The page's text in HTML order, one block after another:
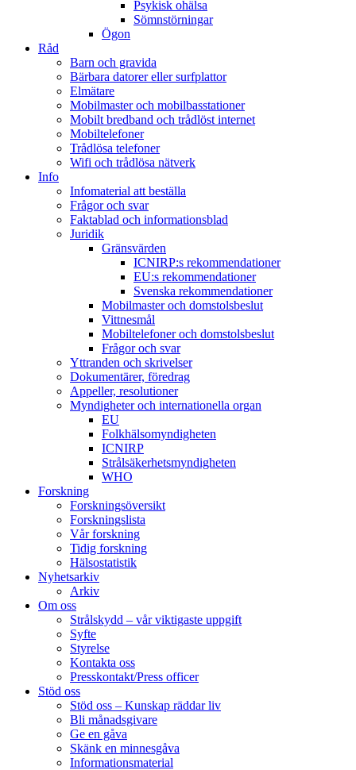
Psykisk ohälsa
Sömnstörningar
Ögon
Råd
Barn och gravida
Bärbara datorer eller surfplattor
Elmätare
Mobilmaster och mobilbasstationer
Mobilt bredband och trådlöst internet
Mobiltelefoner
Trådlösa telefoner
Wifi och trådlösa nätverk
Info
Infomaterial att beställa
Frågor och svar
Faktablad och informationsblad
Juridik
Gränsvärden
ICNIRP:s rekommendationer
EU:s rekommendationer
Svenska rekommendationer
Mobilmaster och domstolsbeslut
Vittnesmål
Mobiltelefoner och domstolsbeslut
Frågor och svar
Yttranden och skrivelser
Dokumentärer, föredrag
Appeller, resolutioner
Myndigheter och internationella organ
EU
Folkhälsomyndigheten
ICNIRP
Strålsäkerhetsmyndigheten
WHO
Forskning
Forskningsöversikt
Forskningslista
Vår forskning
Tidig forskning
Hälsostatistik
Nyhetsarkiv
Arkiv
Om oss
Strålskydd – vår viktigaste uppgift
Syfte
Styrelse
Kontakta oss
Presskontakt/Press officer
Stöd oss
Stöd oss – Kunskap räddar liv
Bli månadsgivare
Ge en gåva
Skänk en minnesgåva
Informationsmaterial